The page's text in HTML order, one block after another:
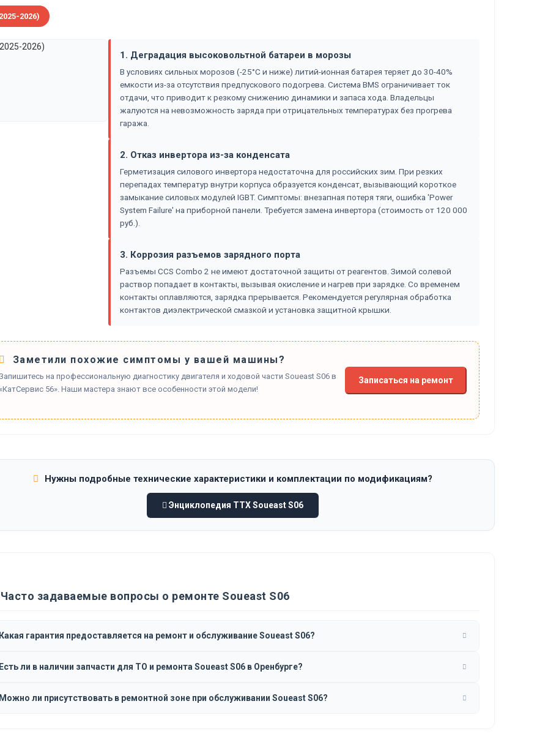
2026)
1. Деградация высоковольтной батареи в морозы
В условиях сильных морозов (-25°C и ниже) литий-ионная батарея теряет до 30-40%
емкости из-за отсутствия предпускового подогрева. Система BMS ограничивает ток
отдачи, что приводит к резкому снижению динамики и запаса хода. Владельцы
жалуются на невозможность заряда при отрицательных температурах без прогрева
гаража.
2. Отказ инвертора из-за конденсата
Герметизация силового инвертора недостаточна для российских зим. При резких
перепадах температур внутри корпуса образуется конденсат, вызывающий короткое
замыкание силовых модулей IGBT. Симптомы: внезапная потеря тяги, ошибка 'Power
System Failure' на приборной панели. Требуется замена инвертора (стоимость от 120 000
руб.).
3. Коррозия разъемов зарядного порта
Разъемы CCS Combo 2 не имеют достаточной защиты от реагентов. Зимой солевой
раствор попадает в контакты, вызывая окисление и нагрев при зарядке. Со временем
контакты оплавляются, зарядка прерывается. Рекомендуется регулярная обработка
контактов диэлектрической смазкой и установка защитной крышки.
Заметили похожие симптомы у вашей машины?
на профессиональную диагностику двигателя и ходовой части Soueast S06 в
56». Наши мастера знают все особенности этой модели!
Записаться на ремонт
Нужны подробные технические характеристики и комплектации по модификациям?
Энциклопедия ТТХ Soueast S06
задаваемые вопросы о ремонте Soueast S06
гарантия предоставляется на ремонт и обслуживание Soueast S06?
ли в наличии запчасти для ТО и ремонта Soueast S06 в Оренбурге?
ли присутствовать в ремонтной зоне при обслуживании Soueast S06?